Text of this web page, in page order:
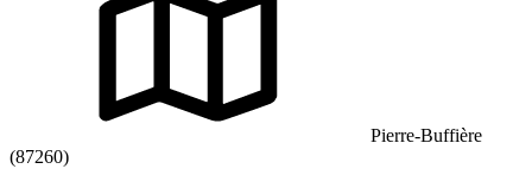
Pierre-Buffière
(87260)